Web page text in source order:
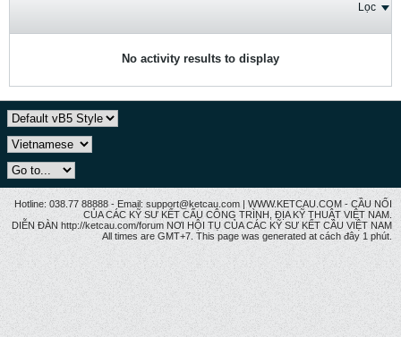
Lọc
No activity results to display
Hotline: 038.77 88888 - Email: support@ketcau.com | WWW.KETCAU.COM - CẦU NỐI
CỦA CÁC KỸ SƯ KẾT CẤU CÔNG TRÌNH, ĐỊA KỸ THUẬT VIỆT NAM.
DIỄN ĐÀN http://ketcau.com/forum NƠI HỘI TỤ CỦA CÁC KỸ SƯ KẾT CÂU VIỆT NAM
All times are GMT+7. This page was generated at cách đây 1 phút.